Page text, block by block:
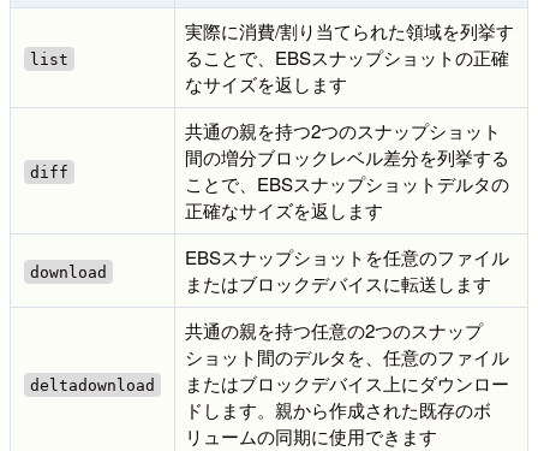
list
実際に消費/割り当てられた領域を列挙す
ることで、EBSスナップショットの正確
なサイズを返します
diff
共通の親を持つ2つのスナップショット
間の増分ブロックレベル差分を列挙する
ことで、EBSスナップショットデルタの
正確なサイズを返します
download
EBSスナップショットを任意のファイル
またはブロックデバイスに転送します
deltadownload
共通の親を持つ任意の2つのスナップ
ショット間のデルタを、任意のファイル
またはブロックデバイス上にダウンロー
ドします。親から作成された既存のボ
リュームの同期に使用できます